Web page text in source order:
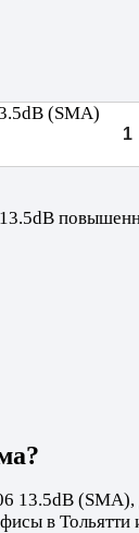
(SMA)
13.5dB (SMA),
в Тольятти